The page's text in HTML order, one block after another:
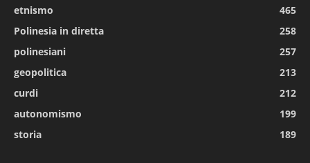
etnismo
465
Polinesia in diretta
258
polinesiani
257
geopolitica
213
curdi
212
autonomismo
199
storia
189